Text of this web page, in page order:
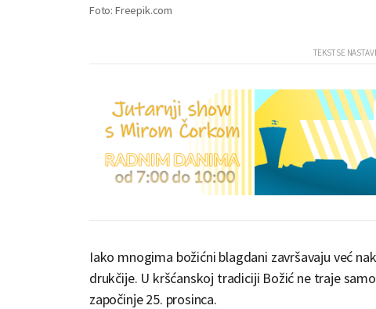
Foto: Freepik.com
Iako mnogima božićni blagdani završavaju već
drukčije. U kršćanskoj tradiciji Božić ne traje
započinje 25. prosinca.